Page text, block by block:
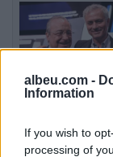
albeu.com -
Information
If you wish to
processing of